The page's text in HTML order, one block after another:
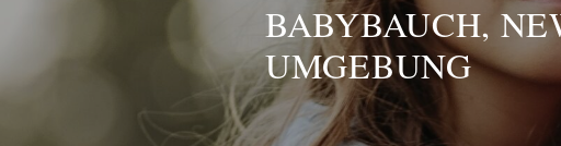
BABYBAUCH,
UMGEBUNG